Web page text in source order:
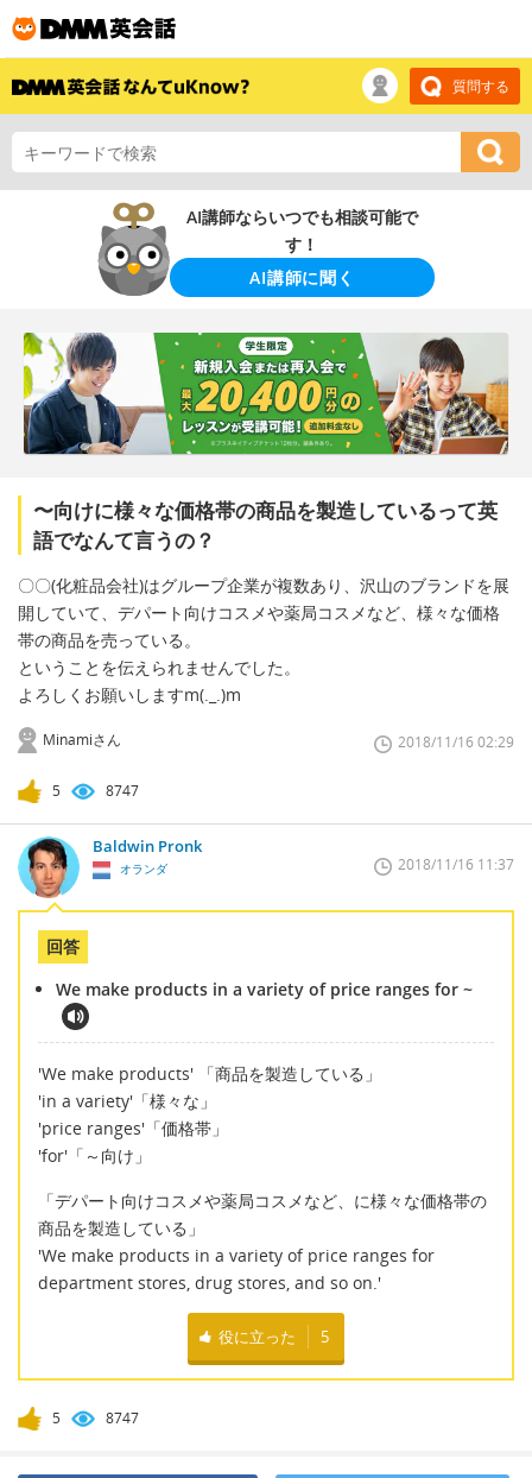
質問する
AI講師ならいつでも相談可能で
す！
AI講師に聞く
〜向けに様々な価格帯の商品を製造しているって英
語でなんて言うの？
〇〇(化粧品会社)はグループ企業が複数あり、沢山のブランドを展
開していて、デパート向けコスメや薬局コスメなど、様々な価格
帯の商品を売っている。
ということを伝えられませんでした。
よろしくお願いしますm(._.)m
Minamiさん 2018/11/16 02:29
5 8747
Baldwin Pronk
オランダ 2018/11/16 11:37
回答
We make products in a variety of price ranges for ~
'We make products' 「商品を製造している」
'in a variety'「様々な」
'price ranges'「価格帯」
'for'「～向け」
「デパート向けコスメや薬局コスメなど、に様々な価格帯の
商品を製造している」
'We make products in a variety of price ranges for
department stores, drug stores, and so on.'
役に立った 5
5 8747